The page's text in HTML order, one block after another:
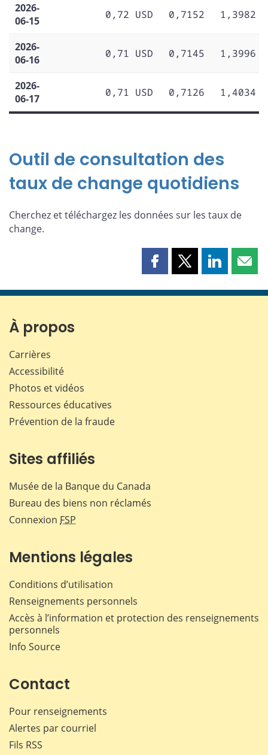
2026-
06-15
0,72 USD 0,7152 1,3982
2026-
06-16
0,71 USD 0,7145 1,3996
2026-
06-17
0,71 USD 0,7126 1,4034
Outil de consultation des
taux de change quotidiens
Cherchez et téléchargez les données sur les taux de
change.
Partager
page
Partager
page
Partager
page page
À propos
Carrières
Accessibilité
Photos et vidéos
Ressources éducatives
Prévention de la fraude
Sites affiliés
Musée de la Banque du Canada
Bureau des biens non réclamés
Connexion FSP
Mentions légales
Conditions d’utilisation
Renseignements personnels
Accès à l’information et protection des renseignements
personnels
Info Source
Contact
Pour renseignements
Alertes par courriel
Fils RSS